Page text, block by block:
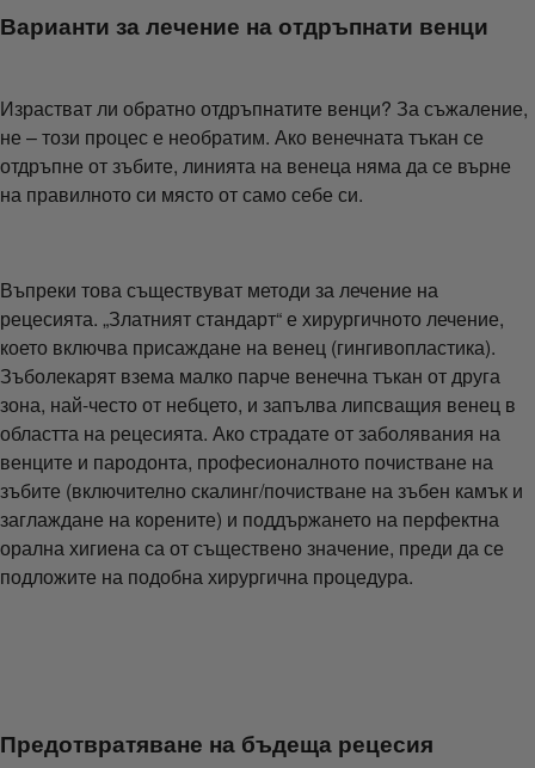
Варианти за лечение на отдръпнати венци
Израстват ли обратно отдръпнатите венци? За съжаление,
не – този процес е необратим. Ако венечната тъкан се
отдръпне от зъбите, линията на венеца няма да се върне
на правилното си място от само себе си.
Въпреки това съществуват методи за лечение на
рецесията. „Златният стандарт“ е хирургичното лечение,
което включва присаждане на венец (гингивопластика).
Зъболекарят взема малко парче венечна тъкан от друга
зона, най-често от небцето, и запълва липсващия венец в
областта на рецесията. Ако страдате от заболявания на
венците и пародонта, професионалното почистване на
зъбите (включително скалинг/почистване на зъбен камък и
заглаждане на корените) и поддържането на перфектна
орална хигиена са от съществено значение, преди да се
подложите на подобна хирургична процедура.
Предотвратяване на бъдеща рецесия